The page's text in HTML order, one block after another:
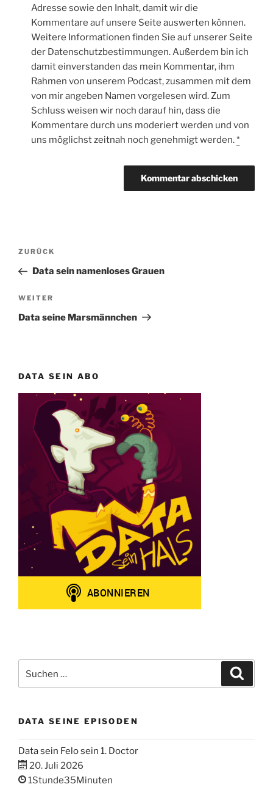
Adresse sowie den Inhalt, damit wir die
Kommentare auf unsere Seite auswerten können.
Weitere Informationen finden Sie auf unserer Seite
der Datenschutzbestimmungen. Außerdem bin ich
damit einverstanden das mein Kommentar, ihm
Rahmen von unserem Podcast, zusammen mit dem
von mir angeben Namen vorgelesen wird. Zum
Schluss weisen wir noch darauf hin, dass die
Kommentare durch uns moderiert werden und von
uns möglichst zeitnah noch genehmigt werden.*
Beitragsnavigation
Vorheriger
Beitrag
ZURÜCK
Data sein namenloses Grauen
Nächster
Beitrag
WEITER
Data seine Marsmännchen
DATA SEIN ABO
nach:
DATA SEINE EPISODEN
Data sein Felo sein 1. Doctor
20. Juli 2026
1Stunde35Minuten